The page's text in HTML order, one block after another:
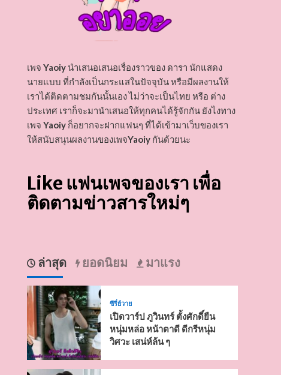
เพจ Yaoiyนำเสนอเสนอเรื่องราวของ ดารา นักแสดง
นายแบบ ที่กำลังเป็นกระแสในปัจจุบัน หรือมีผลงานให้
เราได้ติดตามชมกันนั้นเอง ไม่ว่าจะเป็นไทย หรือ ต่าง
ประเทศ เราก็จะมานำเสนอให้ทุกคนได้รู้จักกัน ยังไงทาง
เพจ Yaoiyก็อยากจะฝากแฟนๆ ที่ได้เข้ามาเว็บของเรา
ให้สนับสนุนผลงานของเพจYaoiyกันด้วยนะ
Like แฟนเพจของเรา เพื่อ
ติดตามข่าวสารใหม่ๆ
ล่าสุด ยอดนิยม มาแรง
ซีรี่ย์วาย
เปิดวาร์ป ภูวินทร์ ตั้งศักดิ์ยืน
หนุ่มหล่อ หน้าตาดี ดีกรีหนุ่ม
วิศวะ เสน่ห์ล้น ๆ